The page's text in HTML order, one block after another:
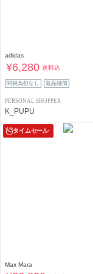
adidas
¥6,280 送料込
関税負担なし 返品補償
PERSONAL SHOPPER
K_PUPU
タイムセール
Max Mara